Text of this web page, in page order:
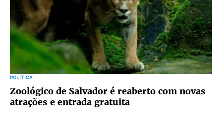
POLÍTICA
Zoológico de Salvador é reaberto com novas
atrações e entrada gratuita